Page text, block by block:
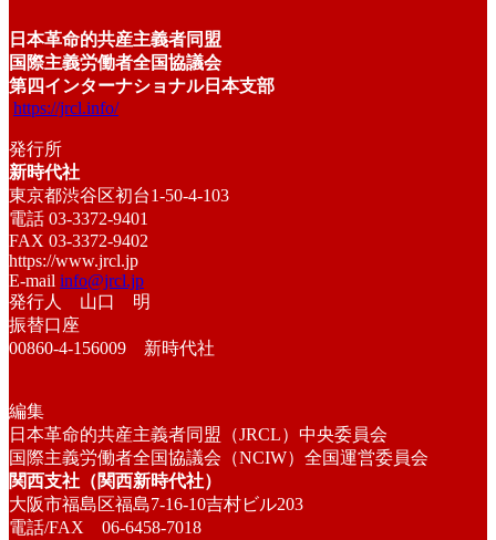
日本革命的共産主義者同盟
国際主義労働者全国協議会
第四インターナショナル日本支部
https://jrcl.info/
発行所
新時代社
東京都渋谷区初台1-50-4-103
電話 03-3372-9401
FAX 03-3372-9402
https://www.jrcl.jp
E-mail info@jrcl.jp
発行人 山口 明
振替口座
00860-4-156009 新時代社
編集
日本革命的共産主義者同盟（JRCL）中央委員会
国際主義労働者全国協議会（NCIW）全国運営委員会
関西支社（関西新時代社）
大阪市福島区福島7-16-10吉村ビル203
電話/FAX 06-6458-7018